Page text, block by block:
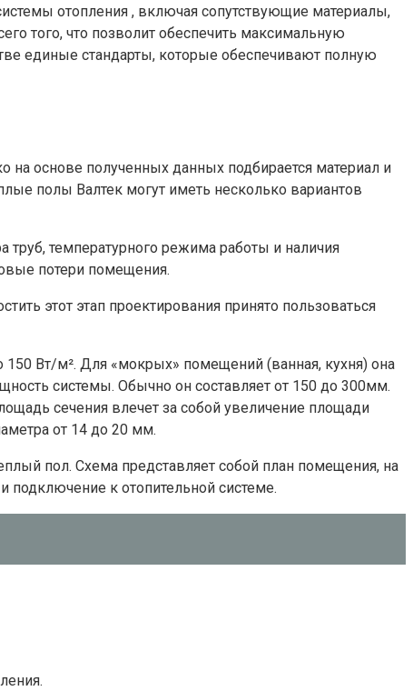
отопления , включая сопутствующие материалы,
того, что позволит обеспечить максимальную
единые стандарты, которые обеспечивают полную
основе полученных данных подбирается материал и
полы Валтек могут иметь несколько вариантов
температурного режима работы и наличия
потери помещения.
этот этап проектирования принято пользоваться
Вт/м². Для «мокрых» помещений (ванная, кухня) она
системы. Обычно он составляет от 150 до 300мм.
сечения влечет за собой увеличение площади
от 14 до 20 мм.
пол. Схема представляет собой план помещения, на
к отопительной системе.